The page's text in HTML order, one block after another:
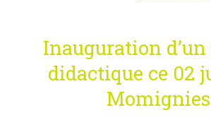
Inauguration
didactique ce 02
Momignies